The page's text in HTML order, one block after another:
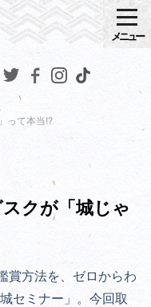
メニュー
って本当!?
クが「城じゃ
賞方法を、ゼロからわ
セミナー」。今回取